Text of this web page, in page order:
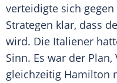
verteidigte sich gegen
Strategen klar, dass
wird. Die Italiener
Sinn. Es war der Plan,
gleichzeitig Hamilton